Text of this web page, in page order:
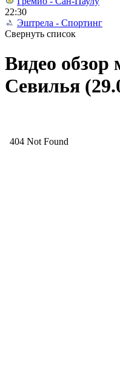
22:30
Эштрела - Спортинг
Свернуть список
Видео обзор
Севилья